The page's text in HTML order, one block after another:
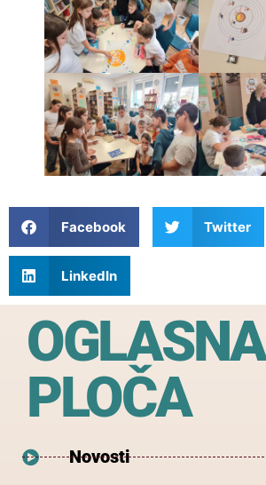
Facebook Twitter
LinkedIn
OGLASNA
PLOČA
Novosti